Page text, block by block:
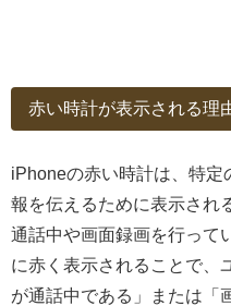
赤い時計が表示される理
iPhoneの赤い時計は、特
報を伝えるために表示され
通話中や画面録画を行って
に赤く表示されることで、
が通話中である」または「